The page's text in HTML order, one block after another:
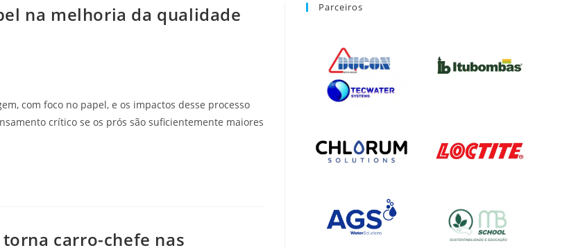
na melhoria da qualidade
com foco no papel, e os impactos desse processo
crítico se os prós são suficientemente maiores
carro-chefe nas
Parceiros